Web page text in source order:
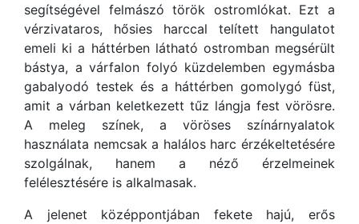
segítségével felmászó török ostromlókat. Ezt a
vérzivataros, hősies harccal telített hangulatot
emeli ki a háttérben látható ostromban megsérült
bástya, a várfalon folyó küzdelemben egymásba
gabalyodó testek és a háttérben gomolygó füst,
amit a várban keletkezett tűz lángja fest vörösre.
A meleg színek, a vöröses színárnyalatok
használata nemcsak a halálos harc érzékeltetésére
szolgálnak, hanem a néző érzelmeinek
felélesztésére is alkalmasak.
A jelenet középpontjában fekete hajú, erős